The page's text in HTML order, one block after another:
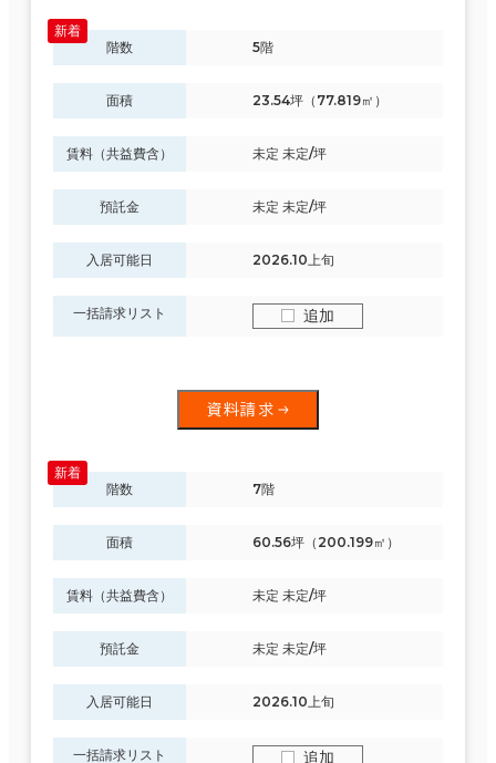
階数 5階
面積 23.54坪（77.819㎡）
賃料（共益費含） 未定 未定/坪
預託金 未定 未定/坪
入居可能日 2026.10上旬
一括請求リスト 追加
資料請求
階数 7階
面積 60.56坪（200.199㎡）
賃料（共益費含） 未定 未定/坪
預託金 未定 未定/坪
入居可能日 2026.10上旬
一括請求リスト 追加